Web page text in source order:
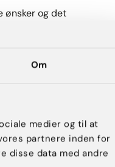
Om
medier og til at
partnere inden for
disse data med andre
ønsker og det
hos en speciallæge
og risici, så